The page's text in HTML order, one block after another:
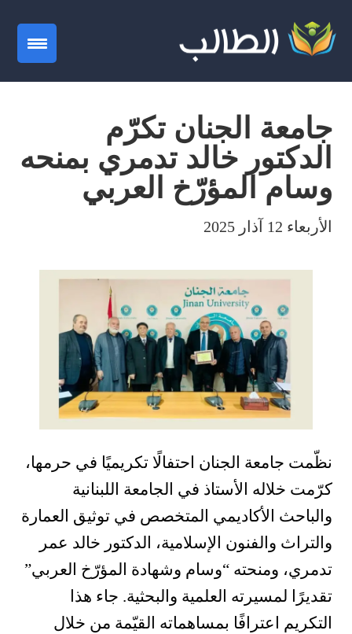
جامعة الجنان تكرّم
الدكتور خالد تدمري بمنحه
وسام المؤرّخ العربي
الأربعاء 12 آذار 2025
نظّمت جامعة الجنان احتفالًا تكريميًا في حرمها،
كرّمت خلاله الأستاذ في الجامعة اللبنانية
والباحث الأكاديمي المتخصص في توثيق العمارة
والتراث والفنون الإسلامية، الدكتور خالد عمر
تدمري، ومنحته “وسام وشهادة المؤرّخ العربي”
تقديرًا لمسيرته العلمية والبحثية. جاء هذا
التكريم اعترافًا بمساهماته القيّمة من خلال